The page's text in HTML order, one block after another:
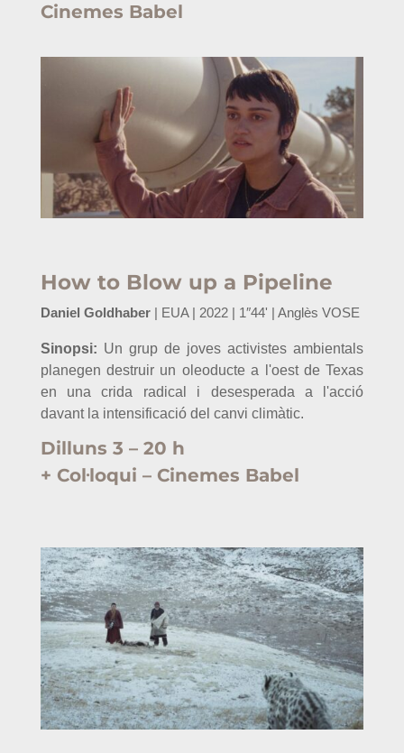
Cinemes Babel
How to Blow up a Pipeline
Daniel Goldhaber| EUA | 2022 | 1″44' | Anglès VOSE
Sinopsi: Un grup de joves activistes ambientals
planegen destruir un oleoducte a l'oest de Texas
en una crida radical i desesperada a l'acció
davant la intensificació del canvi climàtic.
Dilluns 3 – 20 h
+ Col·loqui – Cinemes Babel